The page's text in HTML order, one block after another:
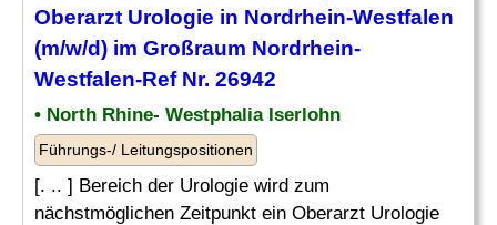
Oberarzt Urologie in Nordrhein-Westfalen
(m/w/d) im Großraum Nordrhein-
Westfalen-Ref Nr. 26942
• North Rhine- Westphalia Iserlohn
Führungs-/ Leitungspositionen
[. .. ] Bereich der Urologie wird zum
nächstmöglichen Zeitpunkt ein Oberarzt Urologie